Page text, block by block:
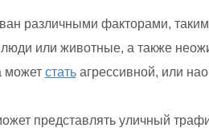
различными факторами,
или животные, а также
может статьагрессивной, или
представлять уличный